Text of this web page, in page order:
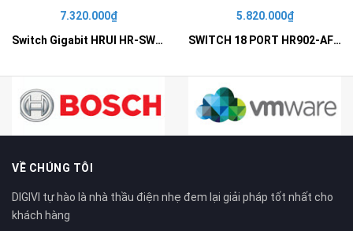
7.320.000₫
Switch Gigabit HRUI HR-SWG10240D
5.820.000₫
SWITCH 18 PORT HR902-AF162G-300 – Switch PoE 16 Cổng
VỀ CHÚNG TÔI
DIGIVI tự hào là nhà thầu điện nhẹ đem lại giải pháp tốt nhất cho
khách hàng